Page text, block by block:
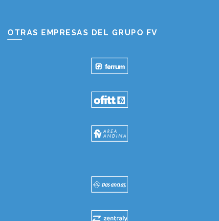
OTRAS EMPRESAS DEL GRUPO FV